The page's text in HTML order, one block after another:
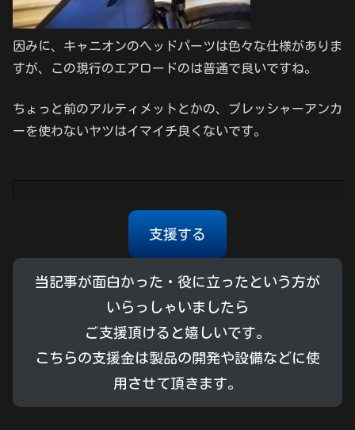
因みに、キャニオンのヘッドパーツは色々な仕様がありま
すが、この現行のエアロードのは普通で良いですね。
ちょっと前のアルティメットとかの、プレッシャーアンカ
ーを使わないヤツはイマイチ良くないです。
支援する
当記事が面白かった・役に立ったという方が
いらっしゃいましたら
ご支援頂けると嬉しいです。
こちらの支援金は製品の開発や設備などに使
用させて頂きます。